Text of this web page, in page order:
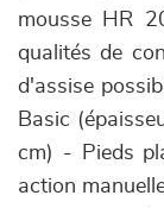
mousse HR
qualités de
d'assise
Basic
cm) - Pieds
action